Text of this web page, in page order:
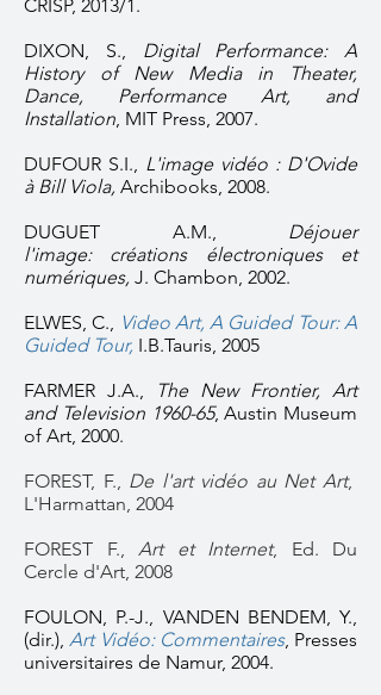
CRISP, 2013/1.
DIXON, S., Digital Performance: A
History of New Media in Theater,
Dance, Performance Art, and
Installation, MIT Press, 2007.
DUFOUR S.I., L'image vidéo : D'Ovide
à Bill Viola, Archibooks, 2008.
DUGUET A.M., Déjouer
l'image: créations électroniques et
numériques, J. Chambon, 2002.
ELWES, C., Video Art, A Guided Tour: A
Guided Tour, I.B.Tauris, 2005
FARMER J.A.,
The New Frontier, Art
and Television 1960-65, Austin Museum
of Art, 2000.
FOREST, F., De l'art vidéo au Net Art,
L'Harmattan, 2004
FOREST F., Art et Internet, Ed. Du
Cercle d'Art, 2008
FOULON, P.-J., VANDEN BENDEM, Y.,
(dir.),Art Vidéo: Commentaires, Presses
universitaires de Namur, 2004.